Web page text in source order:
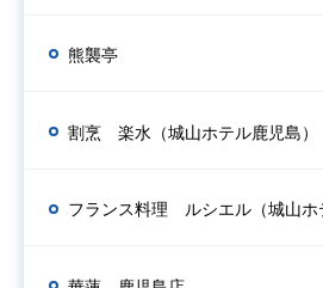
熊襲亭
割烹 楽水（城山ホテル鹿児島）
フランス料理 ルシエル（城山ホ